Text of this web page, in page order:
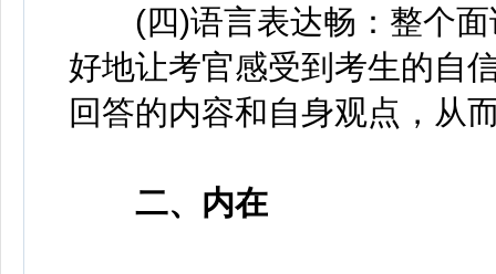
(四)语言表达畅：整个面
好地让考官感受到考生的自
回答的内容和自身观点，从
二、内在